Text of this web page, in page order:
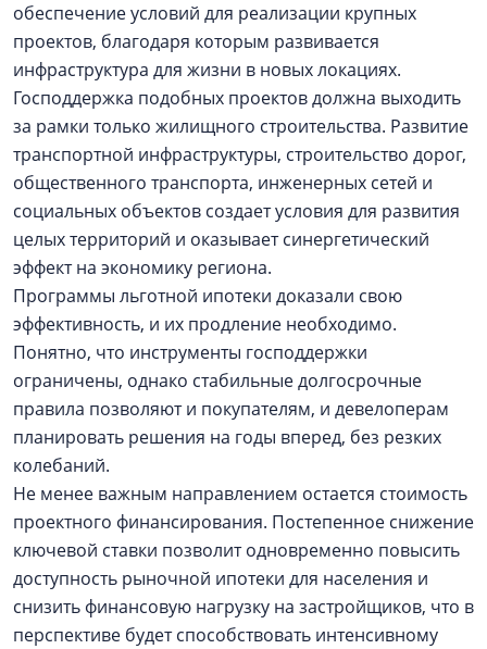
обеспечение условий для реализации крупных
проектов, благодаря которым развивается
инфраструктура для жизни в новых локациях.
Господдержка подобных проектов должна выходить
за рамки только жилищного строительства. Развитие
транспортной инфраструктуры, строительство дорог,
общественного транспорта, инженерных сетей и
социальных объектов создает условия для развития
целых территорий и оказывает синергетический
эффект на экономику региона.
Программы льготной ипотеки доказали свою
эффективность, и их продление необходимо.
Понятно, что инструменты господдержки
ограничены, однако стабильные долгосрочные
правила позволяют и покупателям, и девелоперам
планировать решения на годы вперед, без резких
колебаний.
Не менее важным направлением остается стоимость
проектного финансирования. Постепенное снижение
ключевой ставки позволит одновременно повысить
доступность рыночной ипотеки для населения и
снизить финансовую нагрузку на застройщиков, что в
перспективе будет способствовать интенсивному